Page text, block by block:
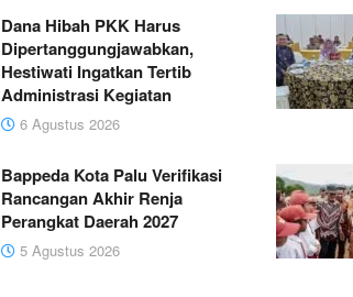
Dana Hibah PKK Harus
Dipertanggungjawabkan,
Hestiwati Ingatkan Tertib
Administrasi Kegiatan
6 Agustus 2026
Bappeda Kota Palu Verifikasi
Rancangan Akhir Renja
Perangkat Daerah 2027
5 Agustus 2026